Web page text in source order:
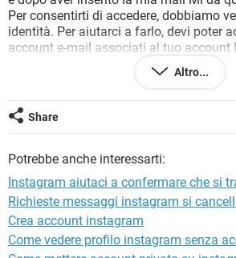
TIKTOK
HARDWARE
Per consentirti di accedere, dobbiamo
identità. Per aiutarci a farlo, devi poter
account e-mail associati al tuo account
sulla stessa pagina c'è la foto del mio
provato in tutti i modi ma non faccio
Altro...
Share
Potrebbe anche interessarti:
Instagram aiutaci a confermare che si
Richieste messaggi instagram si
Crea account instagram
Come vedere profilo instagram senza